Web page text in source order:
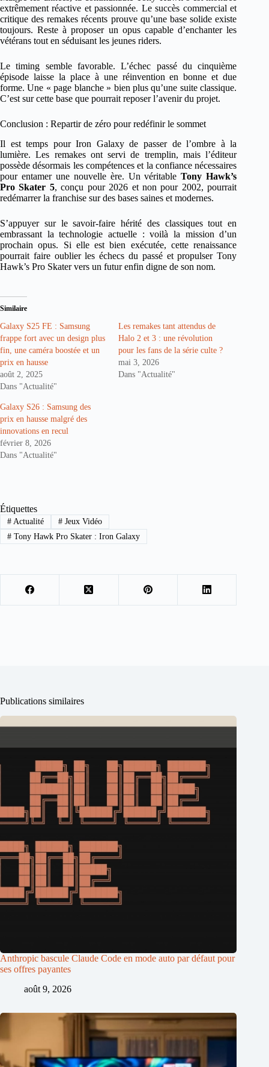
extrêmement réactive et passionnée. Le succès commercial et
critique des remakes récents prouve qu’une base solide existe
toujours. Reste à proposer un opus capable d’enchanter les
vétérans tout en séduisant les jeunes riders.
Le timing semble favorable. L’échec passé du cinquième
épisode laisse la place à une réinvention en bonne et due
forme. Une « page blanche » bien plus qu’une suite classique.
C’est sur cette base que pourrait reposer l’avenir du projet.
Conclusion : Repartir de zéro pour redéfinir le sommet
Il est temps pour Iron Galaxy de passer de l’ombre à la
lumière. Les remakes ont servi de tremplin, mais l’éditeur
possède désormais les compétences et la confiance nécessaires
pour entamer une nouvelle ère. Un véritableTony Hawk’s
Pro Skater 5, conçu pour 2026 et non pour 2002, pourrait
redémarrer la franchise sur des bases saines et modernes.
S’appuyer sur le savoir-faire hérité des classiques tout en
embrassant la technologie actuelle : voilà la mission d’un
prochain opus. Si elle est bien exécutée, cette renaissance
pourrait faire oublier les échecs du passé et propulser Tony
Hawk’s Pro Skater vers un futur enfin digne de son nom.
Similaire
Galaxy S25 FE : Samsung
frappe fort avec un design plus
fin, une caméra boostée et un
prix en hausse
août 2, 2025
Dans "Actualité"
Les remakes tant attendus de
Halo 2 et 3 : une révolution
pour les fans de la série culte ?
mai 3, 2026
Dans "Actualité"
Galaxy S26 : Samsung des
prix en hausse malgré des
innovations en recul
février 8, 2026
Dans "Actualité"
Étiquettes
#Actualité #Jeux Vidéo
#Tony Hawk Pro Skater : Iron Galaxy
Publications similaires
Anthropic bascule Claude Code en mode auto par défaut pour
ses offres payantes
août 9, 2026